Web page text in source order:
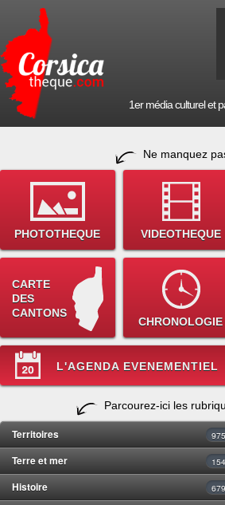
1er média culturel et
Ne manquez
PHOTOTHEQUE VIDEOTHEQUE
CARTE
DES
CANTONS
CHRONOLOGIE
L'AGENDA EVENEMENTIEL
Parcourez-ici les
Territoires 975
Terre et mer 154
Histoire 679